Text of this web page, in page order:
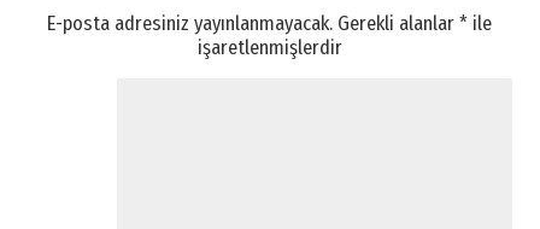
E-posta adresiniz yayınlanmayacak. Gerekli alanlar* ile
işaretlenmişlerdir